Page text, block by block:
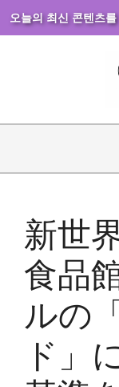
오늘의 최신 콘텐츠
ツ
新世
食品
ルの
ド」